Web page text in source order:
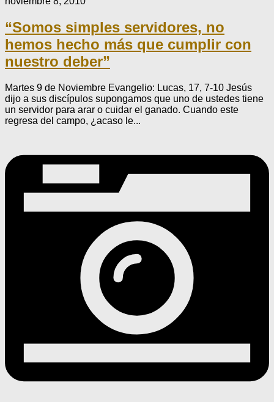
“Somos simples servidores, no
hemos hecho más que cumplir con
nuestro deber”
Martes 9 de Noviembre Evangelio: Lucas, 17, 7-10 Jesús
dijo a sus discípulos supongamos que uno de ustedes tiene
un servidor para arar o cuidar el ganado. Cuando este
regresa del campo, ¿acaso le...